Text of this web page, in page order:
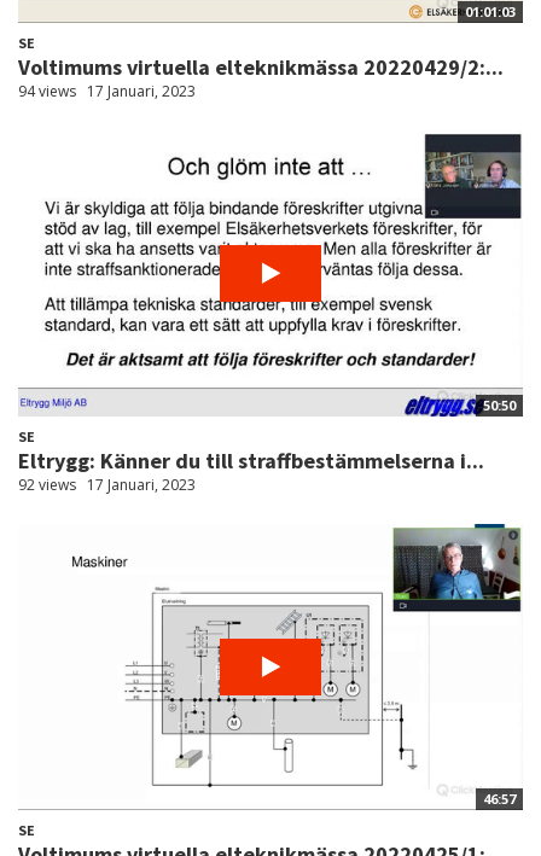
01:01:03
SE
Voltimums virtuella elteknikmässa 20220429/2:...
94 views 17 Januari, 2023
50:50
SE
Eltrygg: Känner du till straffbestämmelserna i...
92 views 17 Januari, 2023
46:57
SE